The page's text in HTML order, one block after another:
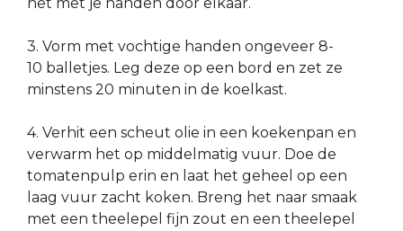
3. Vorm met vochtige handen ongeveer 8-
10 balletjes. Leg deze op een bord en zet ze
minstens 20 minuten in de koelkast.
4. Verhit een scheut olie in een koekenpan en
verwarm het op middelmatig vuur. Doe de
tomatenpulp erin en laat het geheel op een
laag vuur zacht koken. Breng het naar smaak
met een theelepel fijn zout en een theelepel